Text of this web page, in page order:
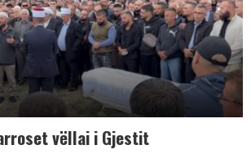
vëllai i Gjestit